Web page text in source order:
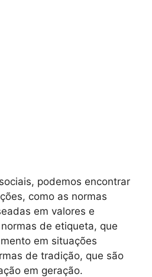
podemos encontrar
como as normas
em valores e
de etiqueta, que
em situações
de tradição, que são
em geração.